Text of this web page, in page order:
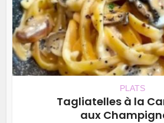
PLATS
Tagliatelles à la
aux